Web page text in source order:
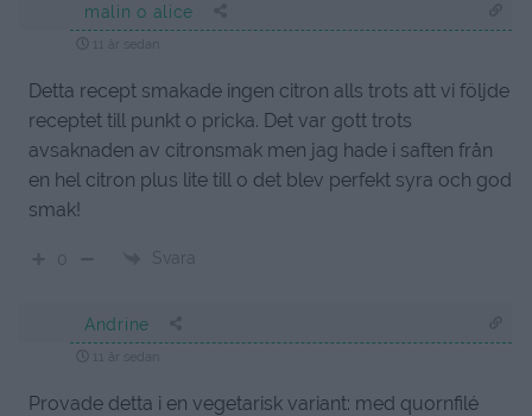
malin o alice
11 år sedan
Detta recept smakade ingen citron alls trots att vi följde
receptet till punkt o pricka. Det var gott trots
avsaknaden av citronsmak men jag hade i saften från
en hel citron plus lite till o det blev perfekt syra och god
smak!
Svara
Andrine
11 år sedan
Provade detta i en vegetarisk variant: med quornfilé